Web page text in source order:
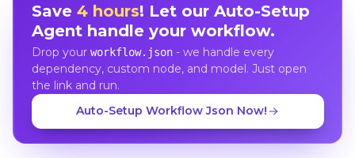
Save 4 hours! Let our Auto-Setup
Agent handle your workflow.
Drop your workflow.json- we handle every
dependency, custom node, and model. Just open
the link and run.
Auto-Setup Workflow Json Now!